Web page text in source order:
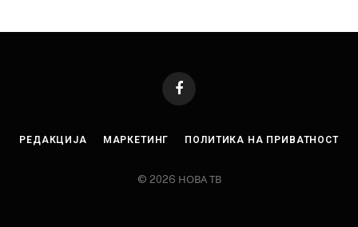
Facebook
РЕДАКЦИЈА МАРКЕТИНГ ПОЛИТИКА НА ПРИВАТНОСТ
© 2026 НОВА ТВ